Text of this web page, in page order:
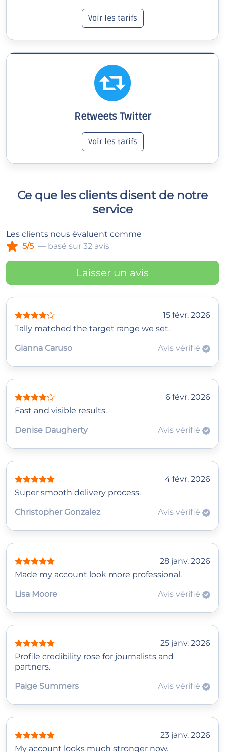
Voir les tarifs
Retweets Twitter
Voir les tarifs
Ce que les clients disent de notre
service
Les clients nous évaluent comme
5/5 — basé sur 32 avis
Laisser un avis
15 févr. 2026
Tally matched the target range we set.
Gianna Caruso
Avis vérifié
6 févr. 2026
Fast and visible results.
Denise Daugherty
Avis vérifié
4 févr. 2026
Super smooth delivery process.
Christopher Gonzalez
Avis vérifié
28 janv. 2026
Made my account look more professional.
Lisa Moore
Avis vérifié
25 janv. 2026
Profile credibility rose for journalists and
partners.
Paige Summers
Avis vérifié
23 janv. 2026
My account looks much stronger now.